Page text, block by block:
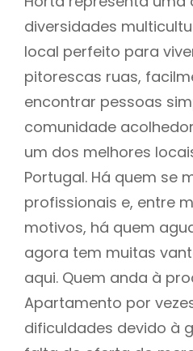
diversidades
local perfeito para
pitorescas ruas,
encontrar pessoas
comunidade
um dos melhores
Portugal. Há quem se
profissionais e, entre
motivos, há quem
agora tem muitas
aqui. Quem anda à
Apartamento por
dificuldades devido à